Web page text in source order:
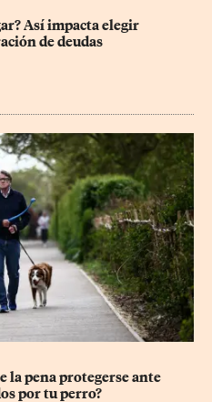
Así impacta elegir
de deudas
la pena protegerse ante
por tu perro?